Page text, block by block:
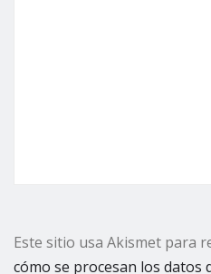
Este sitio usa Akismet para
cómo se procesan los datos